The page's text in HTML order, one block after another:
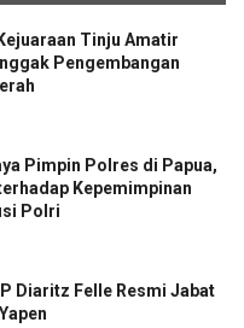
Tinju Amatir
Pengembangan
Pimpin Polres di Papua,
Kepemimpinan
Polri
Diaritz Felle Resmi Jabat